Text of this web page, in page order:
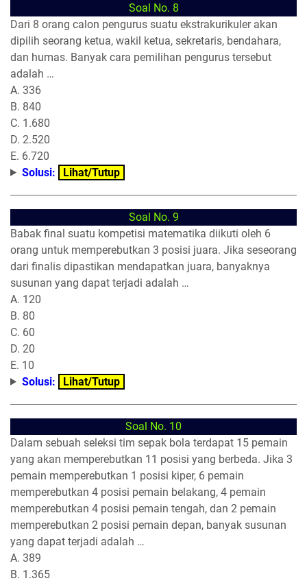
Soal No. 8
Dari 8 orang calon pengurus suatu ekstrakurikuler akan
dipilih seorang ketua, wakil ketua, sekretaris, bendahara,
dan humas. Banyak cara pemilihan pengurus tersebut
adalah …
A. 336
B. 840
C. 1.680
D. 2.520
E. 6.720
Solusi:
Lihat/Tutup
Soal No. 9
Babak final suatu kompetisi matematika diikuti oleh 6
orang untuk memperebutkan 3 posisi juara. Jika seseorang
dari finalis dipastikan mendapatkan juara, banyaknya
susunan yang dapat terjadi adalah …
A. 120
B. 80
C. 60
D. 20
E. 10
Solusi:
Lihat/Tutup
Soal No. 10
Dalam sebuah seleksi tim sepak bola terdapat 15 pemain
yang akan memperebutkan 11 posisi yang berbeda. Jika 3
pemain memperebutkan 1 posisi kiper, 6 pemain
memperebutkan 4 posisi pemain belakang, 4 pemain
memperebutkan 4 posisi pemain tengah, dan 2 pemain
memperebutkan 2 posisi pemain depan, banyak susunan
yang dapat terjadi adalah …
A. 389
B. 1.365